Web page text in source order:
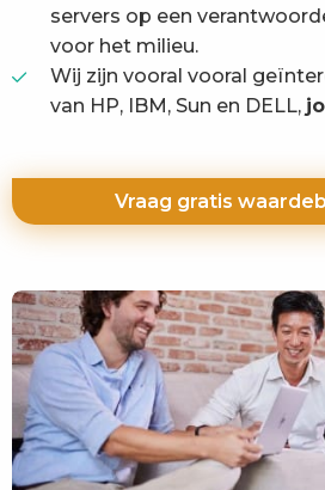
servers op een
voor het milieu.
Wij zijn vooral vooral
van HP, IBM, Sun en DELL,
Vraag gratis